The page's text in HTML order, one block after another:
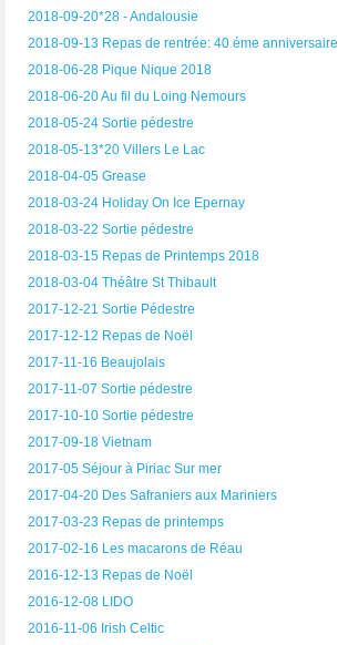
2018-09-20*28 - Andalousie
2018-09-13 Repas de rentrée: 40 éme anniversaire
2018-06-28 Pique Nique 2018
2018-06-20 Au fil du Loing Nemours
2018-05-24 Sortie pédestre
2018-05-13*20 Villers Le Lac
2018-04-05 Grease
2018-03-24 Holiday On Ice Epernay
2018-03-22 Sortie pédestre
2018-03-15 Repas de Printemps 2018
2018-03-04 Théâtre St Thibault
2017-12-21 Sortie Pédestre
2017-12-12 Repas de Noël
2017-11-16 Beaujolais
2017-11-07 Sortie pédestre
2017-10-10 Sortie pédestre
2017-09-18 Vietnam
2017-05 Séjour à Piriac Sur mer
2017-04-20 Des Safraniers aux Mariniers
2017-03-23 Repas de printemps
2017-02-16 Les macarons de Réau
2016-12-13 Repas de Noël
2016-12-08 LIDO
2016-11-06 Irish Celtic